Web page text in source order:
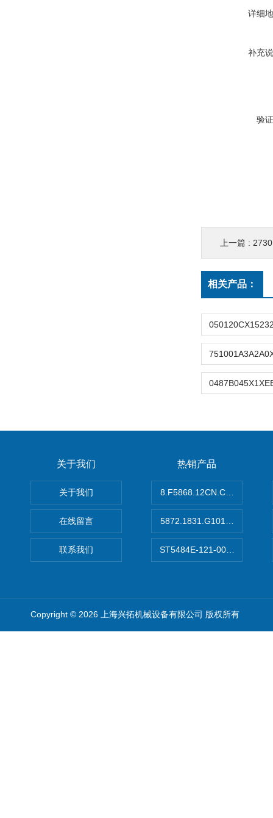
详细
补充
验
上一篇 :
相关产品：
关于我们
关于我们
在线留言
联系我们
热销产品
8.F5868.12CN.C122德国
5872.1831.G101德国库伯勒
ST5484E-121-0032-00美国
Copyright © 2026 上海兴拓机械设备有限公司 版权所有